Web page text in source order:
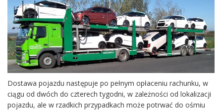
Dostawa pojazdu następuje po pełnym opłaceniu rachunku, w
ciągu od dwóch do czterech tygodni, w zależności od lokalizacji
pojazdu, ale w rzadkich przypadkach może potrwać do ośmiu